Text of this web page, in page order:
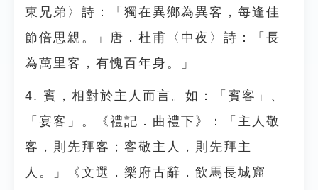
東兄弟〉詩：「獨在異鄉為異客，每逢佳
節倍思親。」唐．杜甫〈中夜〉詩：「長
為萬里客，有愧百年身。」
4. 賓，相對於主人而言。如：「賓客」、
「宴客」。《禮記．曲禮下》：「主人敬
客，則先拜客；客敬主人，則先拜主
人。」《文選．樂府古辭．飲馬長城窟